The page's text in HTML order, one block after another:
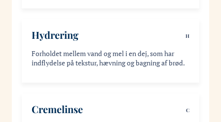
Hydrering H
Forholdet mellem vand og mel i en dej, som har
indflydelse på tekstur, hævning og bagning af brød.
Cremelinse C